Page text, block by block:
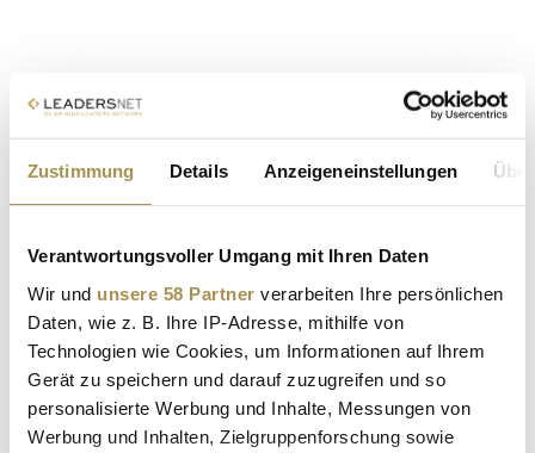
Zustimmung Details Anzeigeneinstellungen
Verantwortungsvoller Umgang mit Ihren Daten
Wir und unsere 58 Partner verarbeiten Ihre persönlichen
Daten, wie z. B. Ihre IP-Adresse, mithilfe von
Technologien wie Cookies, um Informationen auf Ihrem
Gerät zu speichern und darauf zuzugreifen und so
personalisierte Werbung und Inhalte, Messungen von
Werbung und Inhalten, Zielgruppenforschung sowie